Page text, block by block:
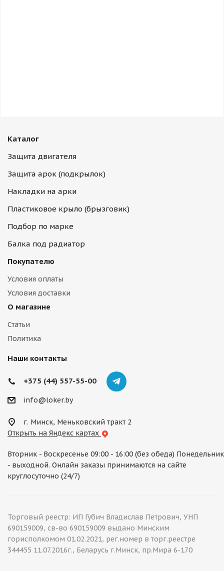
Каталог
Защита двигателя
Защита арок (подкрылок)
Накладки на арки
Пластиковое крыло (брызговик)
Подбор по марке
Балка под радиатор
Покупателю
Условия оплаты
Условия доставки
О магазине
Статьи
Политика
Наши контакты
+375 (44) 557-55-00
info@loker.by
г. Минск, Меньковский тракт 2
Открыть на Яндекс картах
Вторник - Воскресенье 09:00 - 16:00 (без обеда) Понедельник
- выходной. Онлайн заказы принимаются на сайте
круглосуточно (24/7)
Торговый реестр: ИП Губич Владислав Петрович, УНП
690159009, св-во 690159009 выдано Минским
горисполкомом 01.02.2021, рег.номер в торг.реестре
344455 11.07.2016г., Беларусь г.Минск, пр.Мира 6-170